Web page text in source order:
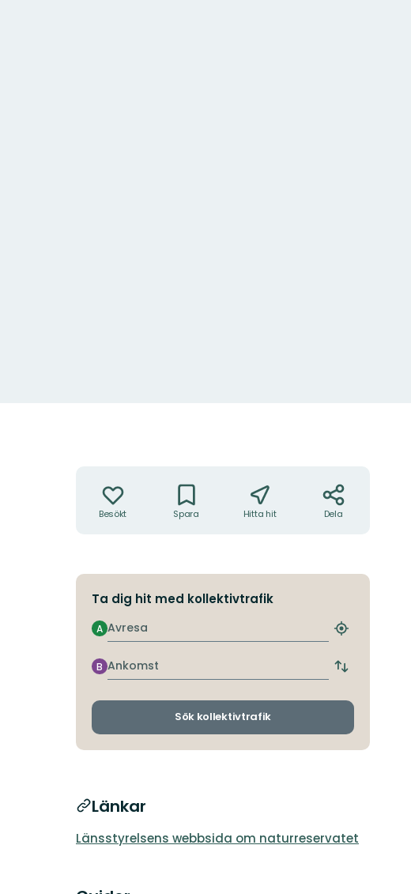
Besökt Spara Hitta hit Dela
Ta dig hit med kollektivtrafik
Avresa
A
Hitta
hållplats
Ankomst
B
Byt
och
Sök kollektivtrafik
Länkar
Länsstyrelsens webbsida om naturreservatet